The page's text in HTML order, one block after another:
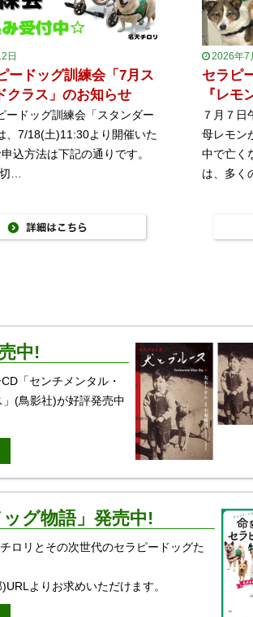
日
ードッグ訓練会「7月ス
クラス」のお知らせ
ードッグ訓練会「スタンダー
、7/18(土)11:30より開催いた
込方法は下記の通りです。
…
2026年7
セラピ
『レモ
７月７日
母レモン
中で亡く
は、多く
中!
「センチメンタル・
(鳥影社)が好評発売中
グ物語」発売中!
ロリとその次世代のセラピードッグた
よりお求めいただけます。